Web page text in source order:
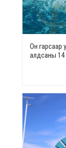
Он гарсаар
алдсаны 14